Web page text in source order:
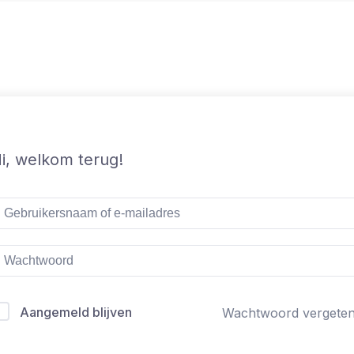
welkom terug!
Aangemeld blijven Wachtwoord